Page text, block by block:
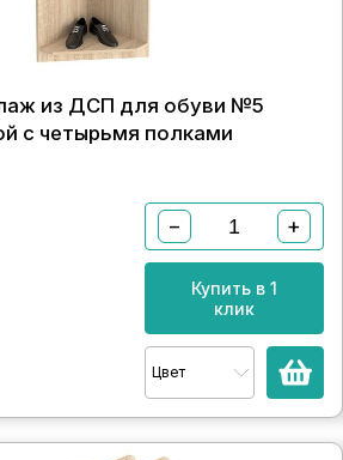
из ДСП для обуви №5
с четырьмя полками
− +
Купить в 1
клик
Цвет